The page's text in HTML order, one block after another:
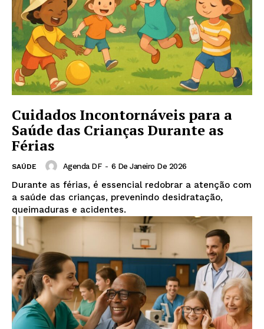
Cuidados Incontornáveis para a
Saúde das Crianças Durante as
Férias
SAÚDE Agenda DF - 6 De Janeiro De 2026
Durante as férias, é essencial redobrar a atenção com
a saúde das crianças, prevenindo desidratação,
queimaduras e acidentes.